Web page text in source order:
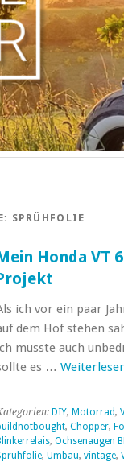
SPRÜHFOLIE
Honda VT
ich vor ein paar
dem Hof stehen
musste auch
es …
DIY, Motorrad,
, Chopper,
, Ochsenaugen
, Umbau, vintage,